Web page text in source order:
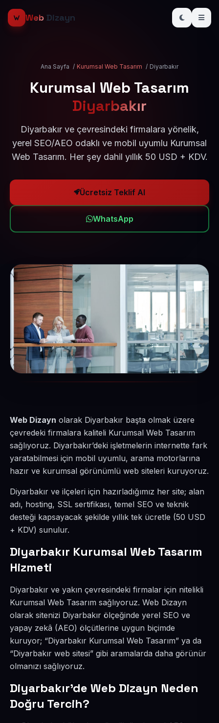
Web Dizayn
Ana Sayfa / Kurumsal Web Tasarım / Diyarbakır
Kurumsal Web Tasarım
Diyarbakır
Diyarbakır ve çevresindeki firmalara yönelik,
yerel SEO/AEO odaklı ve mobil uyumlu Kurumsal
Web Tasarım. Her şey dahil yıllık 50 USD + KDV.
Ücretsiz Teklif Al
WhatsApp
Web Dizayn olarak Diyarbakır başta olmak üzere
çevredeki firmalara kaliteli Kurumsal Web Tasarım
sağlıyoruz. Diyarbakır’deki işletmelerin internette fark
yaratabilmesi için mobil uyumlu, arama motorlarına
hazır ve kurumsal görünümlü web siteleri kuruyoruz.
Diyarbakır ve ilçeleri için hazırladığımız her site; alan
adı, hosting, SSL sertifikası, temel SEO ve teknik
desteği kapsayacak şekilde yıllık tek ücretle (50 USD
+ KDV) sunulur.
Diyarbakır Kurumsal Web Tasarım
Hizmeti
Diyarbakır ve yakın çevresindeki firmalar için nitelikli
Kurumsal Web Tasarım sağlıyoruz. Web Dizayn
olarak sitenizi Diyarbakır ölçeğinde yerel SEO ve
yapay zekâ (AEO) ölçütlerine uygun biçimde
kuruyor; “Diyarbakır Kurumsal Web Tasarım” ya da
“Diyarbakır web sitesi” gibi aramalarda daha görünür
olmanızı sağlıyoruz.
Diyarbakır’de Web Dizayn Neden
Doğru Tercih?